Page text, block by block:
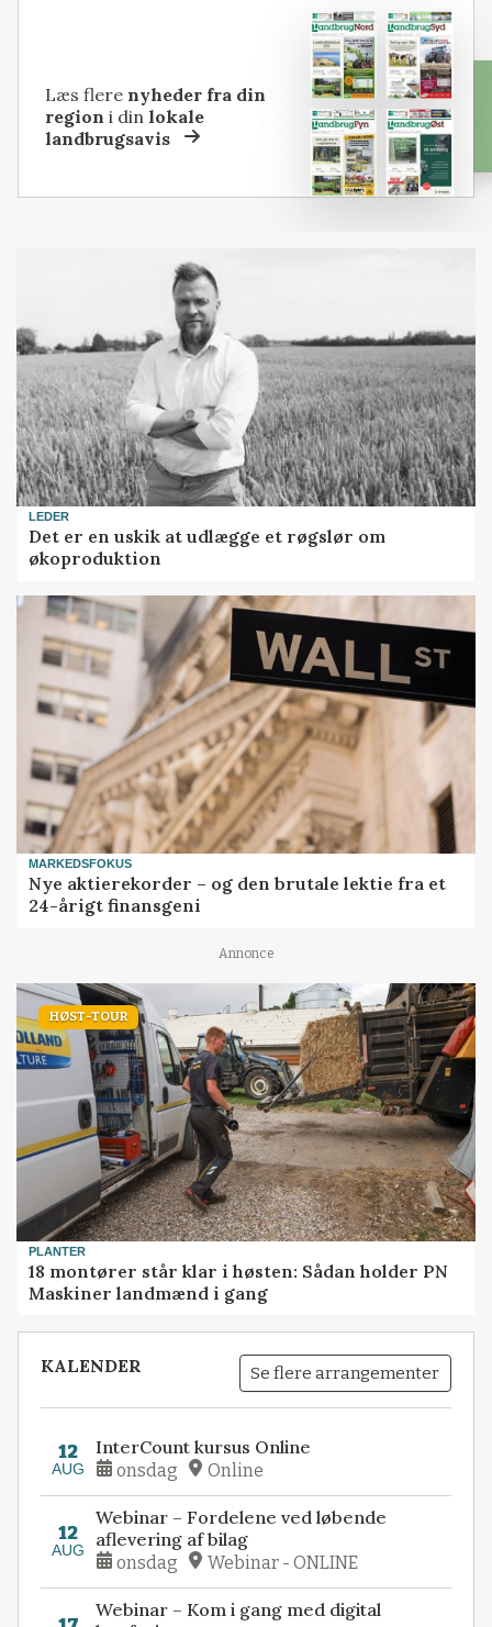
Læs flere nyheder fra din
region i dinlokale
landbrugsavis
LEDER
Det er en uskik at udlægge et røgslør om
økoproduktion
MARKEDSFOKUS
Nye aktierekorder – og den brutale lektie fra et
24-årigt finansgeni
Annonce
HØST-TOUR
PLANTER
18 montører står klar i høsten: Sådan holder PN
Maskiner landmænd i gang
KALENDER Se flere arrangementer
12
AUG
InterCount kursus Online
onsdag Online
12
AUG
Webinar – Fordelene ved løbende
aflevering af bilag
onsdag Webinar - ONLINE
Webinar – Kom i gang med digital